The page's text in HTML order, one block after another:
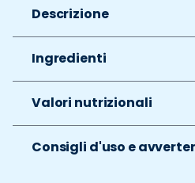
Descrizione
Ingredienti
Valori nutrizionali
Consigli d'uso e